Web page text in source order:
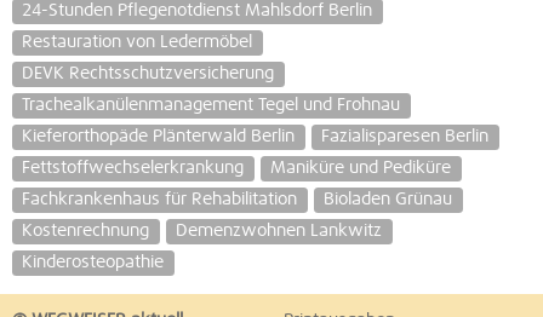
24-Stunden Pflegenotdienst Mahlsdorf Berlin
Restauration von Ledermöbel
DEVK Rechtsschutzversicherung
Trachealkanülenmanagement Tegel und Frohnau
Kieferorthopäde Plänterwald Berlin
Fazialisparesen Berlin
Fettstoffwechselerkrankung
Maniküre und Pediküre
Fachkrankenhaus für Rehabilitation
Bioladen Grünau
Kostenrechnung
Demenzwohnen Lankwitz
Kinderosteopathie